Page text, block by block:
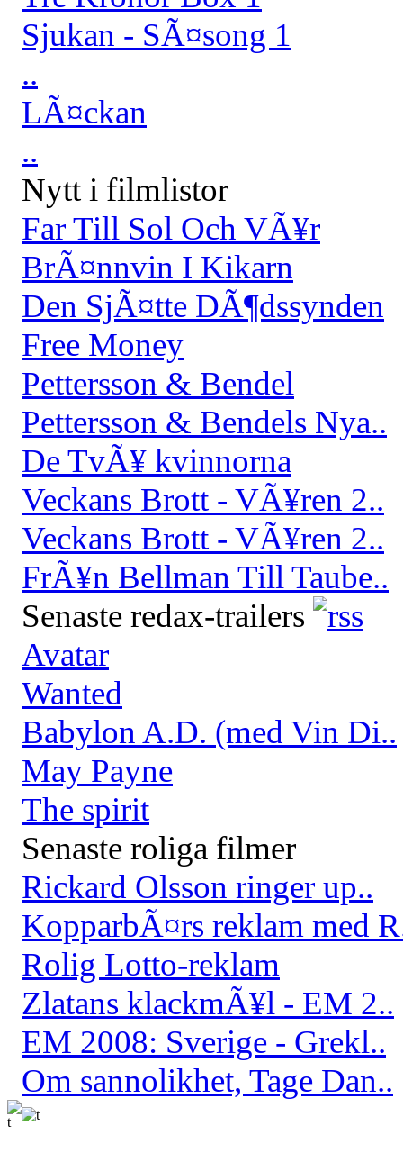
Sjukan - SÃ¤song 1
..
LÃ¤ckan
..
Nytt i filmlistor
Far Till Sol Och VÃ¥r
BrÃ¤nnvin I Kikarn
Den SjÃ¤tte DÃ¶dssynden
Free Money
Pettersson & Bendel
Pettersson & Bendels Nya..
De TvÃ¥ kvinnorna
Veckans Brott - VÃ¥ren 2..
Veckans Brott - VÃ¥ren 2..
FrÃ¥n Bellman Till Taube..
Senaste redax-trailers
Avatar
Wanted
Babylon A.D. (med Vin Di..
May Payne
The spirit
Senaste roliga filmer
Rickard Olsson ringer up..
KopparbÃ¤rs reklam med
Rolig Lotto-reklam
Zlatans klackmÃ¥l - EM 2..
EM 2008: Sverige - Grekl..
Om sannolikhet, Tage Dan..